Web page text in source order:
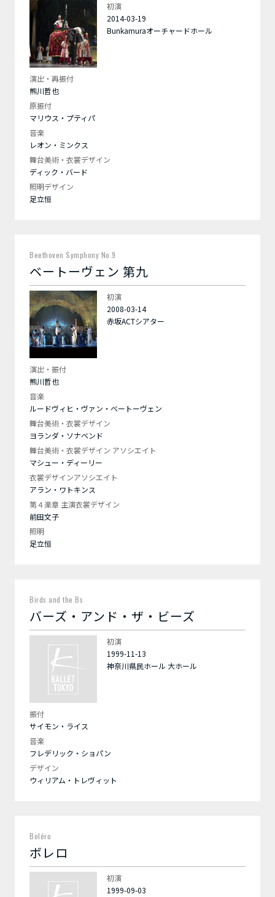
初演
2014-03-19
Bunkamuraオーチャードホール
演出・再振付
熊川哲也
原振付
マリウス・プティパ
音楽
レオン・ミンクス
舞台美術・衣裳デザイン
ディック・バード
照明デザイン
足立恒
Beethoven Symphony No.9
ベートーヴェン 第九
初演
2008-03-14
赤坂ACTシアター
演出・振付
熊川哲也
音楽
ルードヴィヒ・ヴァン・ベートーヴェン
舞台美術・衣裳デザイン
ヨランダ・ソナベンド
舞台美術・衣裳デザイン アソシエイト
マシュー・ディーリー
衣裳デザインアソシエイト
アラン・ワトキンス
第４楽章 主演衣裳デザイン
前田文子
照明
足立恒
Birds and the Bs
バーズ・アンド・ザ・ビーズ
初演
1999-11-13
神奈川県民ホール 大ホール
振付
サイモン・ライス
音楽
フレデリック・ショパン
デザイン
ウィリアム・トレヴィット
Boléro
ボレロ
初演
1999-09-03